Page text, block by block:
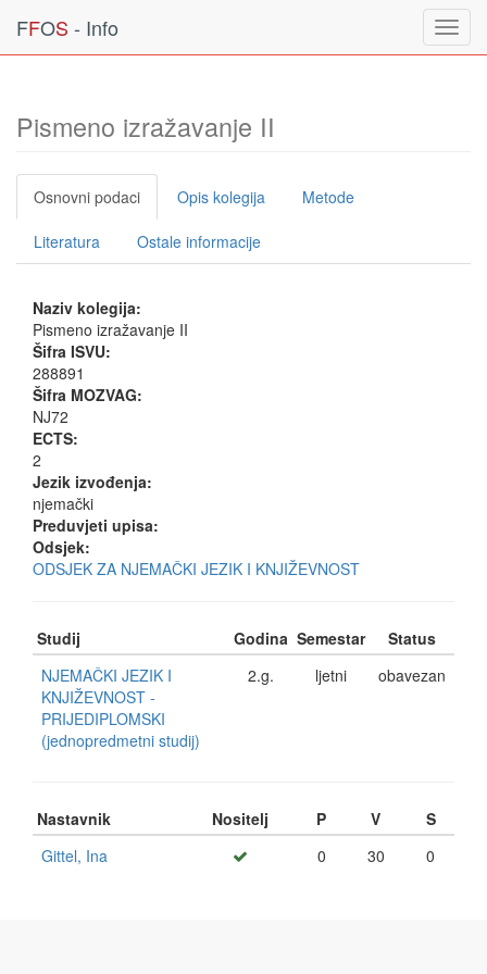
FFOS - Info
Pismeno izražavanje II
Osnovni podaci Opis kolegija Metode
Literatura Ostale informacije
Naziv kolegija:
Pismeno izražavanje II
Šifra ISVU:
288891
Šifra MOZVAG:
NJ72
ECTS:
2
Jezik izvođenja:
njemački
Preduvjeti upisa:
Odsjek:
ODSJEK ZA NJEMAČKI JEZIK I KNJIŽEVNOST
Studij Godina Semestar
Status
NJEMAČKI JEZIK I
KNJIŽEVNOST -
PRIJEDIPLOMSKI
(jednopredmetni studij)
2.g. ljetni obavezan
Nastavnik Nositelj P V
S
Gittel, Ina
0 30 0